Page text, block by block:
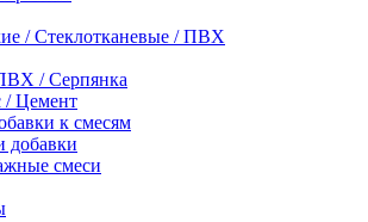
/ Стеклотканевые / ПВХ
/ Серпянка
/ Цемент
к смесям
добавки
смеси